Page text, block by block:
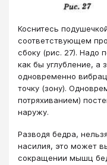
Коснитесь
соответствующем
сбоку (рис. 27). Надо
как бы углубление, а
одновременно
точку (зону).
потряхиванием)
наружу.
Разводя бедра,
насилия, это может
сокращении мышц